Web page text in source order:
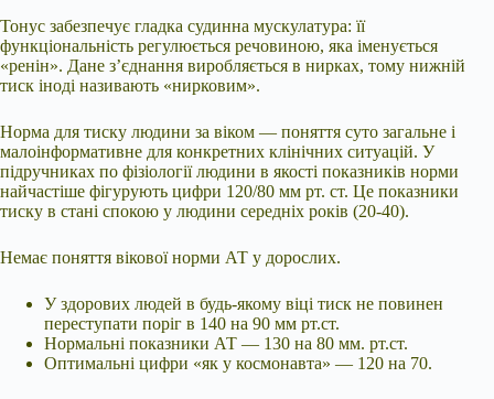
Тонус забезпечує гладка судинна мускулатура: її
функціональність регулюється речовиною, яка іменується
«ренін». Дане з’єднання виробляється в нирках, тому нижній
тиск іноді називають «нирковим».
Норма для тиску людини за віком — поняття суто загальне і
малоінформативне для конкретних клінічних ситуацій. У
підручниках по фізіології людини в якості показників норми
найчастіше фігурують цифри 120/80 мм рт. ст. Це показники
тиску в стані спокою у людини середніх років (20-40).
Немає поняття вікової норми АТ у дорослих.
У здорових людей в будь-якому віці тиск не повинен
переступати поріг в 140 на 90 мм рт.ст.
Нормальні показники АТ — 130 на 80 мм. рт.ст.
Оптимальні цифри «як у космонавта» — 120 на 70.